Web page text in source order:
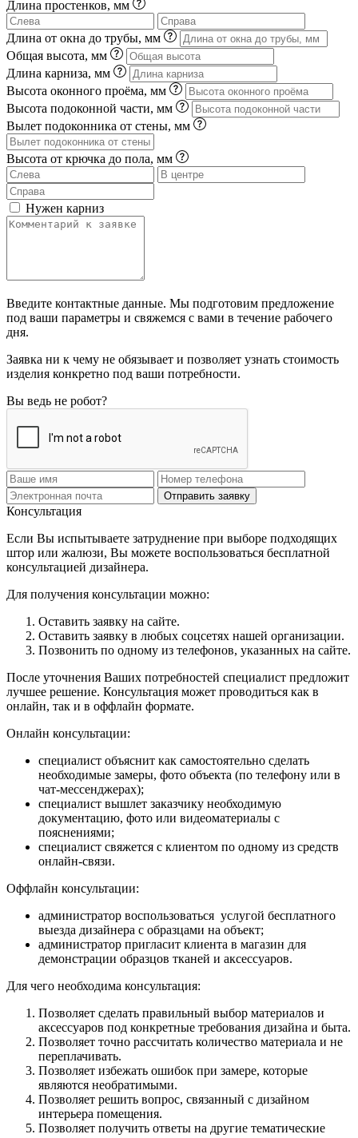
Длина простенков, мм
Длина от окна до трубы, мм
Общая высота, мм
Длина карниза, мм
Высота оконного проёма, мм
Высота подоконной части, мм
Вылет подоконника от стены, мм
Высота от крючка до пола, мм
Нужен карниз
Введите контактные данные. Мы подготовим предложение
под ваши параметры и свяжемся с вами в течение рабочего
дня.
Заявка ни к чему не обязывает и позволяет узнать стоимость
изделия конкретно под ваши потребности.
Вы ведь не робот?
Отправить заявку
Консультация
Если Вы испытываете затруднение при выборе подходящих
штор или жалюзи, Вы можете воспользоваться бесплатной
консультацией дизайнера.
Для получения консультации можно:
Оставить заявку на сайте.
Оставить заявку в любых соцсетях нашей организации.
Позвонить по одному из телефонов, указанных на сайте.
После уточнения Ваших потребностей специалист предложит
лучшее решение. Консультация может проводиться как в
онлайн, так и в оффлайн формате.
Онлайн консультации:
специалист объяснит как самостоятельно сделать
необходимые замеры, фото объекта (по телефону или в
чат-мессенджерах);
специалист вышлет заказчику необходимую
документацию, фото или видеоматериалы с
пояснениями;
специалист свяжется с клиентом по одному из средств
онлайн-связи.
Оффлайн консультации:
администратор воспользоваться услугой бесплатного
выезда дизайнера с образцами на объект;
администратор пригласит клиента в магазин для
демонстрации образцов тканей и аксессуаров.
Для чего необходима консультация:
Позволяет сделать правильный выбор материалов и
аксессуаров под конкретные требования дизайна и быта.
Позволяет точно рассчитать количество материала и не
переплачивать.
Позволяет избежать ошибок при замере, которые
являются необратимыми.
Позволяет решить вопрос, связанный с дизайном
интерьера помещения.
Позволяет получить ответы на другие тематические